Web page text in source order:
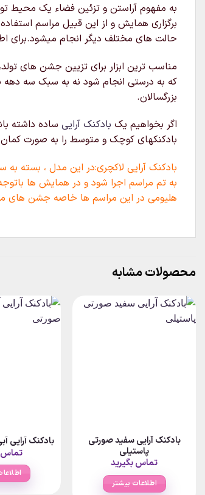
به مفهوم آراستن و تزئین فضاء یک محیط
برگزاری همایش و از این قبیل مراسم
حالت های مختلف دیگر انجام میشود.برای
مناسب ترین ابزار برای تزیین جشن های
که به درستی انجام شود نه به سبک سه دهه
بزرگسالان.
اگر بخواهیم یک بادکنک آرایی ساده داشته
بادکنکهای کوچک و متوسط را به صورت
بادکنک آرایی لاکچری:در این مدل ، بسته
به تم مراسم اجرا شود و در همایش ها
هلیومی در این مراسم ها خاصه جشن های
محصولات مشابه
بادکنک آرایی سفید صورتی
پاستیلی
تماس بگیرید
اطلاعات بیشتر
بادکنک آرایی
تماس